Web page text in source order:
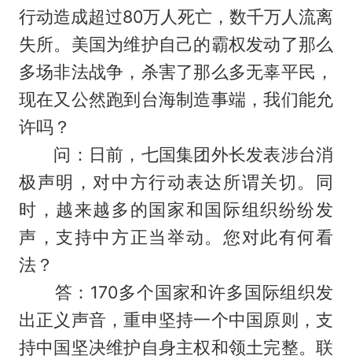
行动造成超过80万人死亡，数千万人流离
失所。美国为维护自己的霸权发动了那么
多场非法战争，杀害了那么多无辜平民，
现在又公然跑到台海制造事端，我们能允
许吗？
问：日前，七国集团外长发表涉台消
极声明，对中方行动表达所谓关切。同
时，越来越多的国家和国际组织纷纷发
声，支持中方正当举动。您对此有何看
法？
答：170多个国家和许多国际组织发
出正义声音，重申坚持一个中国原则，支
持中国坚决维护自身主权和领土完整。联